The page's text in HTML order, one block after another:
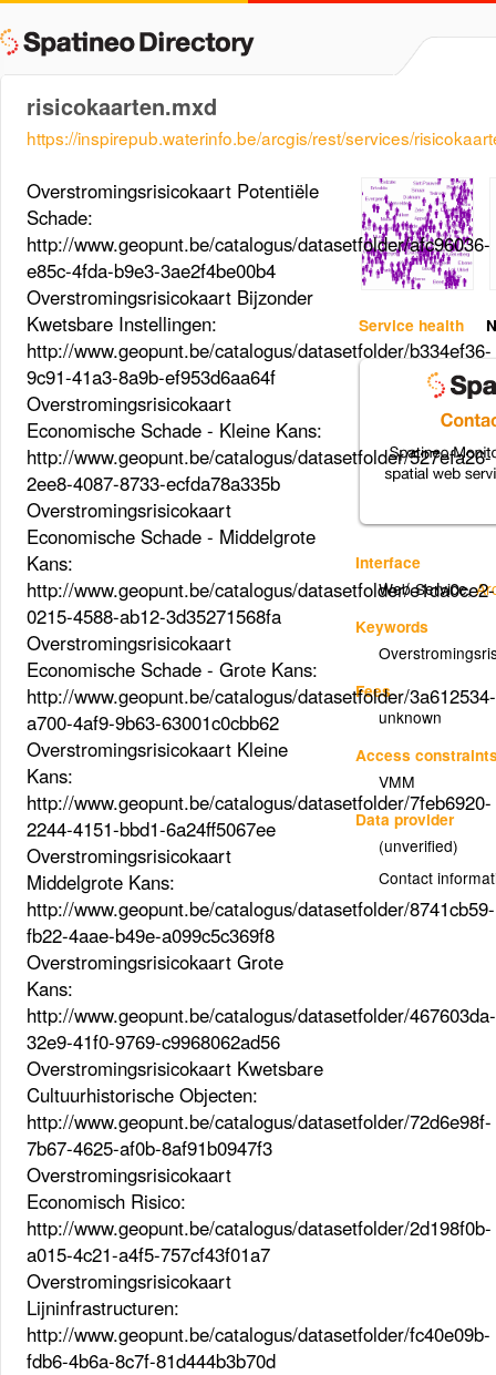
risicokaarten.mxd
https://inspirepub.waterinfo.be/arcgis/rest/services/
Service health
Interface
Web Service,
Keywords
Fees
unknown
Access
VMM
Data provider
(unverified)
Contact
Overstromingsrisicokaart Potentiële
Schade:
http://www.geopunt.be/catalogus/datasetfolder/afc96036-
e85c-4fda-b9e3-3ae2f4be00b4
Overstromingsrisicokaart Bijzonder
Kwetsbare Instellingen:
http://www.geopunt.be/catalogus/datasetfolder/b334ef36-
9c91-41a3-8a9b-ef953d6aa64f
Overstromingsrisicokaart
Economische Schade - Kleine Kans:
http://www.geopunt.be/catalogus/datasetfolder/527efa26-
2ee8-4087-8733-ecfda78a335b
Overstromingsrisicokaart
Economische Schade - Middelgrote
Kans:
http://www.geopunt.be/catalogus/datasetfolder/e1da0ce2-
0215-4588-ab12-3d35271568fa
Overstromingsrisicokaart
Economische Schade - Grote Kans:
http://www.geopunt.be/catalogus/datasetfolder/3a612534-
a700-4af9-9b63-63001c0cbb62
Overstromingsrisicokaart Kleine
Kans:
http://www.geopunt.be/catalogus/datasetfolder/7feb6920-
2244-4151-bbd1-6a24ff5067ee
Overstromingsrisicokaart
Middelgrote Kans:
http://www.geopunt.be/catalogus/datasetfolder/8741cb59-
fb22-4aae-b49e-a099c5c369f8
Overstromingsrisicokaart Grote
Kans:
http://www.geopunt.be/catalogus/datasetfolder/467603da-
32e9-41f0-9769-c9968062ad56
Overstromingsrisicokaart Kwetsbare
Cultuurhistorische Objecten:
http://www.geopunt.be/catalogus/datasetfolder/72d6e98f-
7b67-4625-af0b-8af91b0947f3
Overstromingsrisicokaart
Economisch Risico:
http://www.geopunt.be/catalogus/datasetfolder/2d198f0b-
a015-4c21-a4f5-757cf43f01a7
Overstromingsrisicokaart
Lijninfrastructuren:
http://www.geopunt.be/catalogus/datasetfolder/fc40e09b-
fdb6-4b6a-8c7f-81d444b3b70d